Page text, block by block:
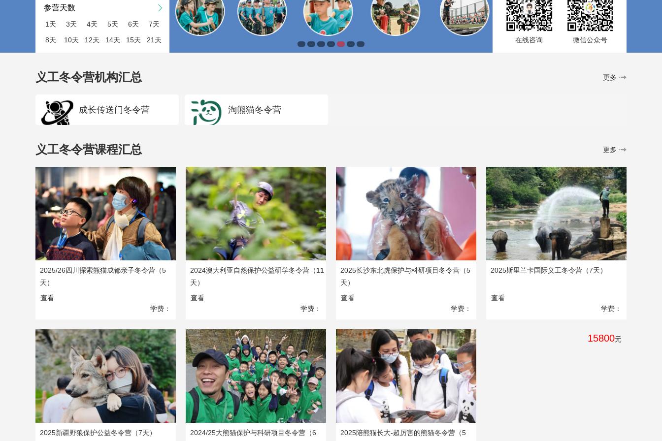
5 6
参营天数
1天 3天 4天 5天 6天
7天
8天
10天 12天 14天 15天 21天 在线咨询 微信公众号
义工冬令营机构汇总 更多
成长传送门冬令营 淘熊猫冬令营
义工冬令营课程汇总 更多
2025/26四川探索熊猫成都亲子冬令营（5
天）
学费：
4980元
查看
2024澳大利亚自然保护公益研学冬令营（11
天）
学费：
36800元
查看
2025长沙东北虎保护与科研项目冬令营（5
天）
学费：
9699元
查看
2025斯里兰卡国际义工冬令营（7天）
学费：
15800元
查看
2025新疆野狼保护公益冬令营（7天） 2024/25大熊猫保护与科研项目冬令营（6 2025陪熊猫长大-超厉害的熊猫冬令营（5